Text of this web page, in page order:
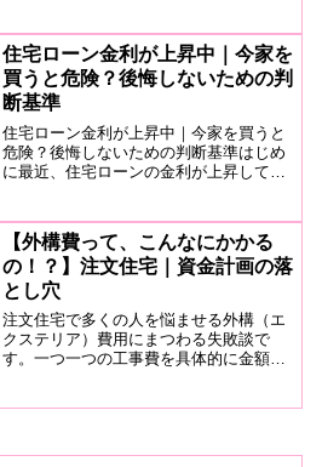
なくありません。どちらも人気の住宅ロ
ーンですが...
住宅ローン金利が上昇中｜今家を
買うと危険？後悔しないための判
断基準
住宅ローン金利が上昇中｜今家を買うと
危険？後悔しないための判断基準はじめ
に最近、住宅ローンの金利が上昇してい
っても大丈夫なのか？」「もう少し待っ
たほうがいいのでは？」と...
【外構費って、こんなにかかる
の！？】注文住宅｜資金計画の落
とし穴
注文住宅で多くの人を悩ませる外構（エ
クステリア）費用にまつわる失敗談で
す。一つ一つの工事費を具体的に金額ま